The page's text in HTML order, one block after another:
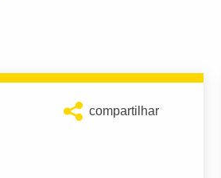
compartilhar